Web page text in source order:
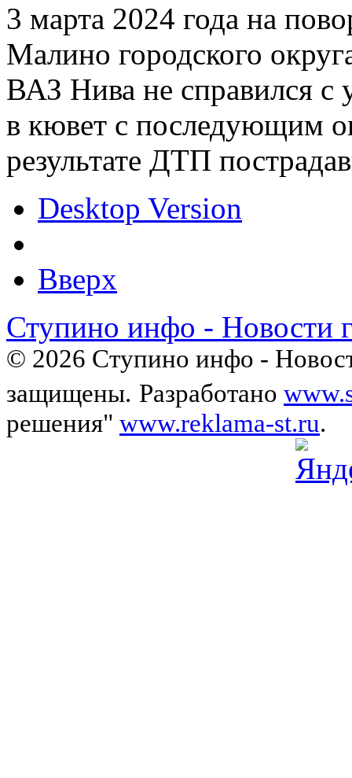
3 марта 2024 года на
Малино городского
ВАЗ Нива не справился с
в кювет с последующим
результате ДТП
Desktop Version
Вверх
Ступино инфо - Новости
© 2026 Ступино инфо -
защищены. Разработано
решения" www.reklama-st.ru.